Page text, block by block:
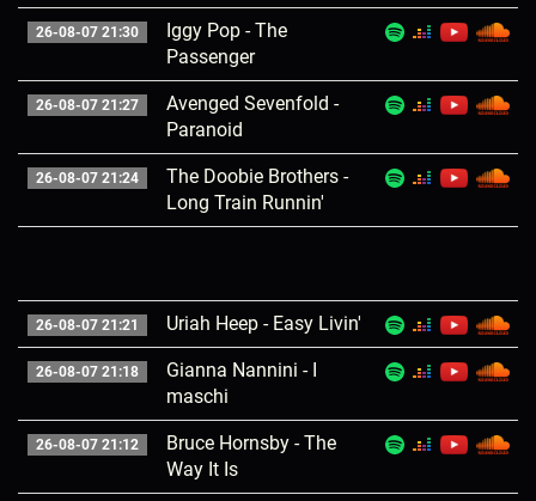
26-08-07 21:30
Iggy Pop - The
Passenger
26-08-07 21:27
Avenged Sevenfold -
Paranoid
26-08-07 21:24
The Doobie Brothers -
Long Train Runnin'
26-08-07 21:21 Uriah Heep - Easy Livin'
26-08-07 21:18
Gianna Nannini - I
maschi
26-08-07 21:12
Bruce Hornsby - The
Way It Is